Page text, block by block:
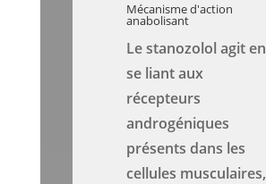
Mécanisme d'action
anabolisant
Le stanozolol agit en
se liant aux
récepteurs
androgéniques
présents dans les
cellules musculaires,